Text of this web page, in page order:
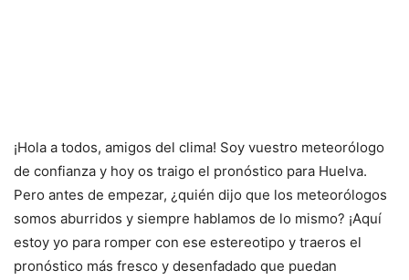
¡Hola a todos, amigos del clima! Soy vuestro meteorólogo
de confianza y hoy os traigo el pronóstico para Huelva.
Pero antes de empezar, ¿quién dijo que los meteorólogos
somos aburridos y siempre hablamos de lo mismo? ¡Aquí
estoy yo para romper con ese estereotipo y traeros el
pronóstico más fresco y desenfadado que puedan